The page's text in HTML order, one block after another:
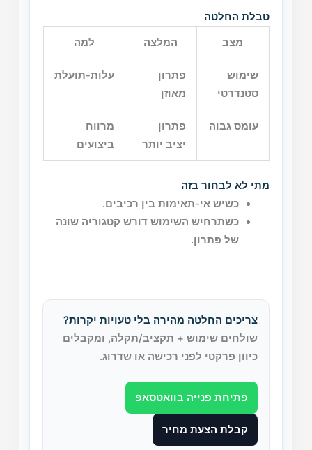
טבלת החלטה
מצב המלצה למה
שימוש
סטנדרטי
פתרון
מאוזן
עלות-תועלת
עומס גבוה
פתרון
יציב יותר
מרווח
ביצועים
מתי לא לבחור בזה
כשיש אי-תאימות בין רכיבים.
כשתרחיש השימוש דורש קטגוריה שונה
של פתרון.
צריכים החלטה מהירה בלי טעויות יקרות?
שולחים שימוש + תקציב/תקלה, ומקבלים
כיוון פרקטי לפני רכישה או שדרוג.
פתיחת פנייה בוואטסאפ
קבלת הצעת מחיר